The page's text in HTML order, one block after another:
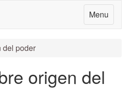
Menu
del poder
origen del